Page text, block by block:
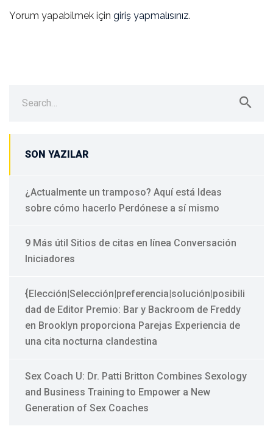
Yorum yapabilmek için giriş yapmalısınız.
for:
SON YAZILAR
¿Actualmente un tramposo? Aquí está Ideas
sobre cómo hacerlo Perdónese a sí mismo
9 Más útil Sitios de citas en línea Conversación
Iniciadores
{Elección|Selección|preferencia|solución|posibili
dad de Editor Premio: Bar y Backroom de Freddy
en Brooklyn proporciona Parejas Experiencia de
una cita nocturna clandestina
Sex Coach U: Dr. Patti Britton Combines Sexology
and Business Training to Empower a New
Generation of Sex Coaches